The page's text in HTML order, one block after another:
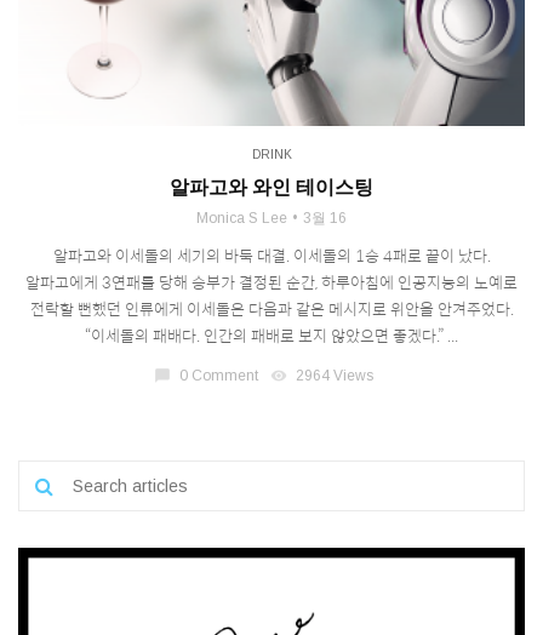
DRINK
알파고와 와인 테이스팅
Monica S Lee 3월 16
알파고와 이세돌의 세기의 바둑 대결. 이세돌의 1승 4패로 끝이 났다.
알파고에게 3연패를 당해 승부가 결정된 순간, 하루아침에 인공지능의 노예로
전락할 뻔했던 인류에게 이세돌은 다음과 같은 메시지로 위안을 안겨주었다.
“이세돌의 패배다. 인간의 패배로 보지 않았으면 좋겠다.” ...
chat_bubble 0 Comment visibility 2964 Views